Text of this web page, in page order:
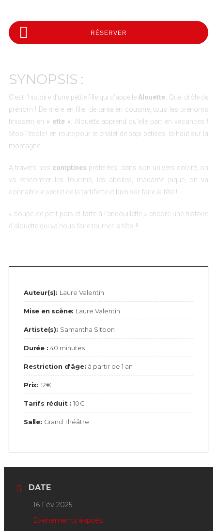
RÉSERVER
SYNOPSIS :
C’est l’histoire d’une petite fille qui s’appelle Alouette.
Quel drôle de
prénom ! De mère en fille, de tante en cousine, tous les prénoms
finissent en « ette » . Alouette apprend qu’elle part en vacances !
Stop l’école ! en route pour le chalet de papi bêtises, là-haut sur la
montagne…
A travers nos comptines préférées, dans son univers coloré, on
va rencontrer les fourmis, les abeilles, madame pique, on va
connaitre le secret de la tartiflette et bien sûr faire la fête !!
« Soupe de petit pois et tarte à l’andouillette » encore une histoire
d’alouette qui va nous faire tourner la tête !!!
Auteur(s): Laure Valentin
Mise en scène: Laure Valentin
Artiste(s): Samantha Sitbon
Durée :40 minutes
Restriction d'âge: à partir de 1 an
Prix: 12€
Tarifs réduit : 10€
Salle: Grand Théâtre
DATE
16 Fév 2025
Evénements éxpirés